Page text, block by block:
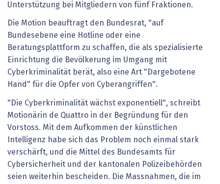
Unterstützung bei Mitgliedern von fünf Fraktionen.
Die Motion beauftragt den Bundesrat, "auf
Bundesebene eine Hotline oder eine
Beratungsplattform zu schaffen, die als spezialisierte
Einrichtung die Bevölkerung im Umgang mit
Cyberkriminalität berät, also eine Art "Dargebotene
Hand" für die Opfer von Cyberangriffen".
"Die Cyberkriminalität wächst exponentiell", schreibt
Motionärin de Quattro in der Begründung für den
Vorstoss. Mit dem Aufkommen der künstlichen
Intelligenz habe sich das Problem noch einmal stark
verschärft, und die Mittel des Bundesamts für
Cybersicherheit und der kantonalen Polizeibehörden
seien weiterhin bescheiden. Die Massnahmen, die im